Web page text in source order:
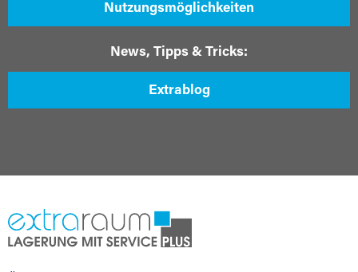
Nutzungsmöglichkeiten
News, Tipps & Tricks:
Extrablog